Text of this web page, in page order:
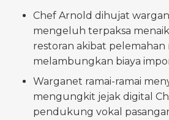
Chef Arnold dihujat
mengeluh terpaksa
restoran akibat pelemahan
melambungkan biaya
Warganet ramai-ramai
mengungkit jejak digital
pendukung vokal